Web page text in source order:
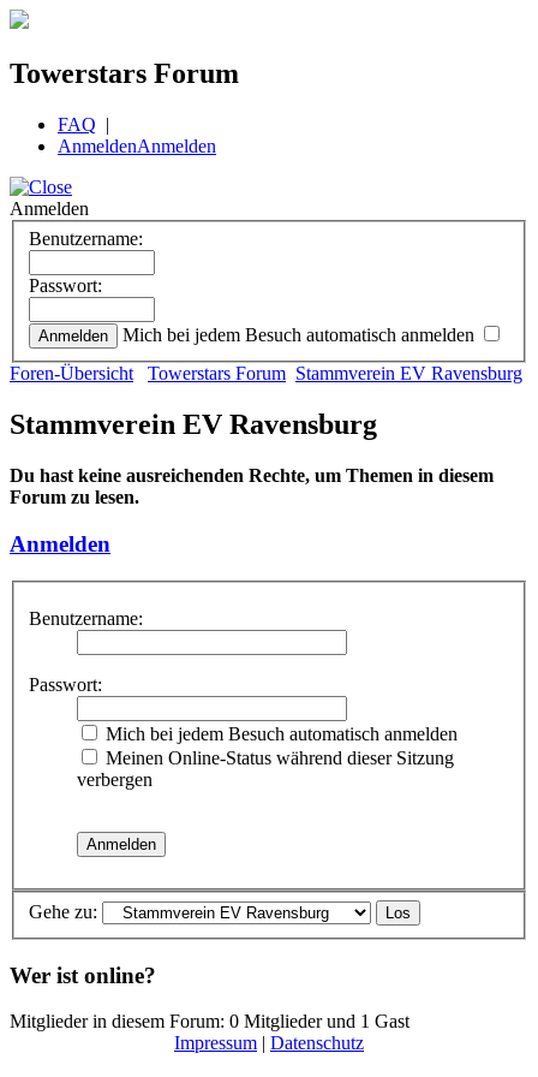
Towerstars Forum
FAQ |
AnmeldenAnmelden
Anmelden
Benutzername:
Passwort:
Mich bei jedem Besuch automatisch anmelden
Foren-Übersicht
Towerstars Forum Stammverein EV Ravensburg
Stammverein EV Ravensburg
Du hast keine ausreichenden Rechte, um Themen in diesem
Forum zu lesen.
Anmelden
Benutzername:
Passwort:
Mich bei jedem Besuch automatisch anmelden
Meinen Online-Status während dieser Sitzung
verbergen
Gehe zu:
Wer ist online?
Mitglieder in diesem Forum: 0 Mitglieder und 1 Gast
Impressum | Datenschutz